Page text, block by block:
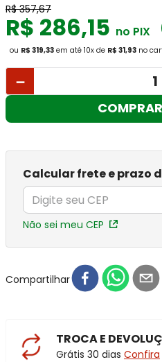
R$ 357,67
R$ 286,15 no PIX
ou R$ 319,33 em até 10x de R$ 31,93 no
－
Calcular frete e prazo
Não sei meu CEP
Compartilhar
TROCA E
Grátis 30 dias Confira